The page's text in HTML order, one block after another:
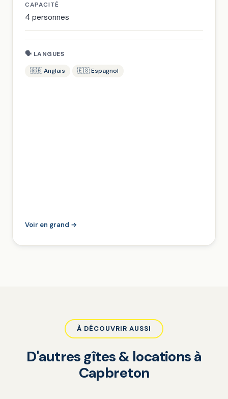
CAPACITÉ
4 personnes
🗣 LANGUES
🇬🇧 Anglais 🇪🇸 Espagnol
Voir en grand →
À DÉCOUVRIR AUSSI
D'autres gîtes & locations à
Capbreton